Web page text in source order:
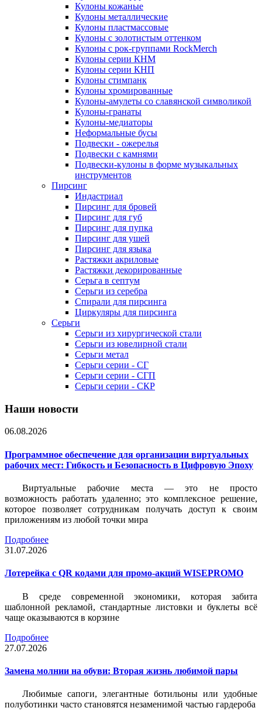
Кулоны кожаные
Кулоны металлические
Кулоны пластмассовые
Кулоны с золотистым оттенком
Кулоны с рок-группами RockMerch
Кулоны серии КНМ
Кулоны серии КНП
Кулоны стимпанк
Кулоны хромированные
Кулоны-амулеты со славянской символикой
Кулоны-гранаты
Кулоны-медиаторы
Неформальные бусы
Подвески - ожерелья
Подвески с камнями
Подвески-кулоны в форме музыкальных
инструментов
Пирсинг
Индастриал
Пирсинг для бровей
Пирсинг для губ
Пирсинг для пупка
Пирсинг для ушей
Пирсинг для языка
Растяжки акриловые
Растяжки декорированные
Серьга в септум
Серьги из серебра
Спирали для пирсинга
Циркуляры для пирсинга
Серьги
Серьги из хирургической стали
Серьги из ювелирной стали
Серьги метал
Серьги серии - СГ
Серьги серии - СГП
Серьги серии - СКР
Наши новости
06.08.2026
Программное обеспечение для организации виртуальных
рабочих мест: Гибкость и Безопасность в Цифровую Эпоху
Виртуальные рабочие места — это не просто
возможность работать удаленно; это комплексное решение,
которое позволяет сотрудникам получать доступ к своим
приложениям из любой точки мира
Подробнее
31.07.2026
Лотерейка c QR кодами для промо-акций WISEPROMO
В среде современной экономики, которая забита
шаблонной рекламой, стандартные листовки и буклеты всё
чаще оказываются в корзине
Подробнее
27.07.2026
Замена молнии на обуви: Вторая жизнь любимой пары
Любимые сапоги, элегантные ботильоны или удобные
полуботинки часто становятся незаменимой частью гардероба